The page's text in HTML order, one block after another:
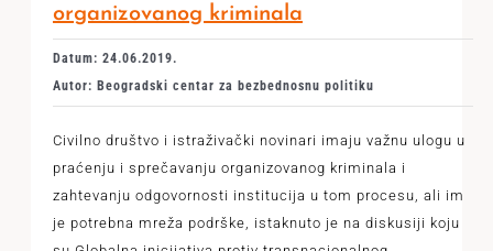
organizovanog kriminala
Datum: 24.06.2019.
Autor: Beogradski centar za bezbednosnu politiku
Civilno društvo i istraživački novinari imaju važnu ulogu u
praćenju i sprečavanju organizovanog kriminala i
zahtevanju odgovornosti institucija u tom procesu, ali im
je potrebna mreža podrške, istaknuto je na diskusiji koju